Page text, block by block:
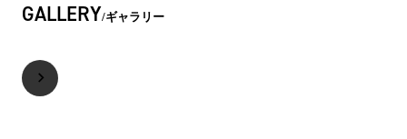
GALLERY ギャラリー